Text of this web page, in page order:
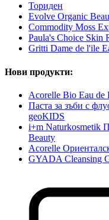
Ториден
Evolve Organic
Commodity Moss
Paula's Choice Skin
Gritti Dame de l'ile
Нови продукти:
Acorelle Bio Eau de
Паста за зъби с
geoKIDS
i+m Naturkosmetik
Beauty
Acorelle
GYADA Cleansing